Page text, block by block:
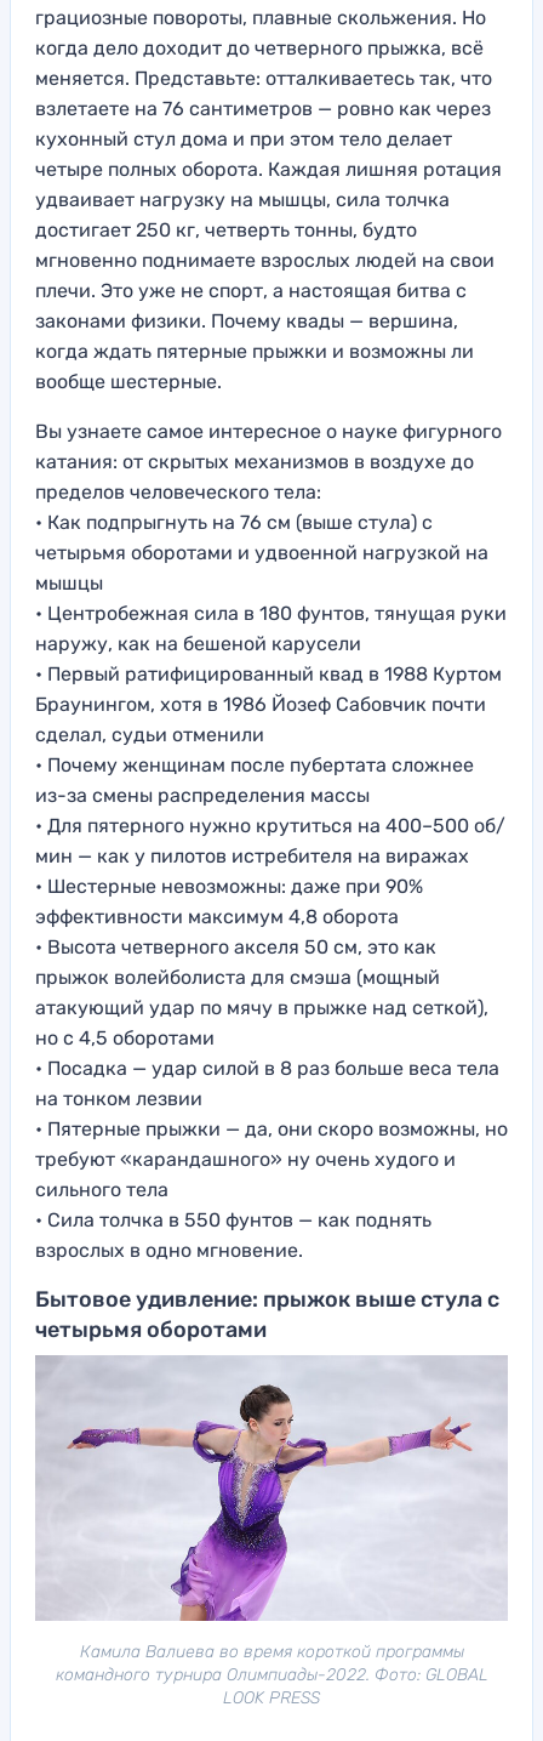
грациозные повороты, плавные скольжения. Но
когда дело доходит до четверного прыжка, всё
меняется. Представьте: отталкиваетесь так, что
взлетаете на 76 сантиметров — ровно как через
кухонный стул дома и при этом тело делает
четыре полных оборота. Каждая лишняя ротация
удваивает нагрузку на мышцы, сила толчка
достигает 250 кг, четверть тонны, будто
мгновенно поднимаете взрослых людей на свои
плечи. Это уже не спорт, а настоящая битва с
законами физики. Почему квады — вершина,
когда ждать пятерные прыжки и возможны ли
вообще шестерные.
Вы узнаете самое интересное о науке фигурного
катания: от скрытых механизмов в воздухе до
пределов человеческого тела:
• Как подпрыгнуть на 76 см (выше стула) с
четырьмя оборотами и удвоенной нагрузкой на
мышцы
• Центробежная сила в 180 фунтов, тянущая руки
наружу, как на бешеной карусели
• Первый ратифицированный квад в 1988 Куртом
Браунингом, хотя в 1986 Йозеф Сабовчик почти
сделал, судьи отменили
• Почему женщинам после пубертата сложнее
из-за смены распределения массы
• Для пятерного нужно крутиться на 400–500 об/
мин — как у пилотов истребителя на виражах
• Шестерные невозможны: даже при 90%
эффективности максимум 4,8 оборота
• Высота четверного акселя 50 см, это как
прыжок волейболиста для смэша (мощный
атакующий удар по мячу в прыжке над сеткой),
но с 4,5 оборотами
• Посадка — удар силой в 8 раз больше веса тела
на тонком лезвии
• Пятерные прыжки — да, они скоро возможны, но
требуют «карандашного» ну очень худого и
сильного тела
• Сила толчка в 550 фунтов — как поднять
взрослых в одно мгновение.
Бытовое удивление: прыжок выше стула с
четырьмя оборотами
Камила Валиева во время короткой программы
командного турнира Олимпиады-2022. Фото: GLOBAL
LOOK PRESS